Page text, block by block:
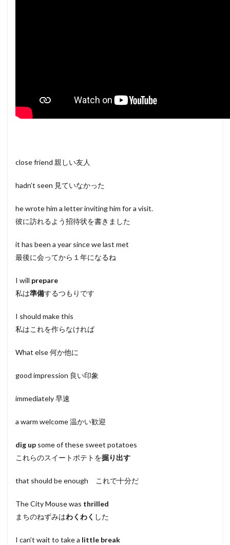
close friend 親しい友人
hadn’t seen 見ていなかった
he wrote him a letter inviting him for a visit.
彼に訪れるよう招待状を書きました
it has been a year since we last met
最後に会ってから１年になるね
I will prepare
私は準備するつもりです
I should make this
私はこれを作らなければ
What else 何か他に
good impression 良い印象
immediately 早速
a warm welcome 温かい歓迎
dig up some of these sweet potatoes
これらのスイートポテトを掘り出す
that should be enough これで十分だ
The City Mouse was thrilled
まちのねずみはわくわく した
I can’t wait to take a little break